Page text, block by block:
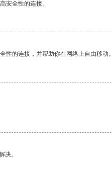
安全性的连接。
性的连接，并帮助你在网络上自由移动。
决。